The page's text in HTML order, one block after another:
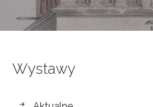
Wystawy
wystawy